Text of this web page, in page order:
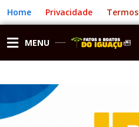
para
o
conteúdo
Home Privacidade Termos
MENU